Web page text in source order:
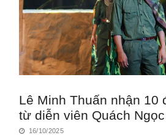
Lê Minh Thuấn nhận 10
từ diễn viên Quách
16/10/2025